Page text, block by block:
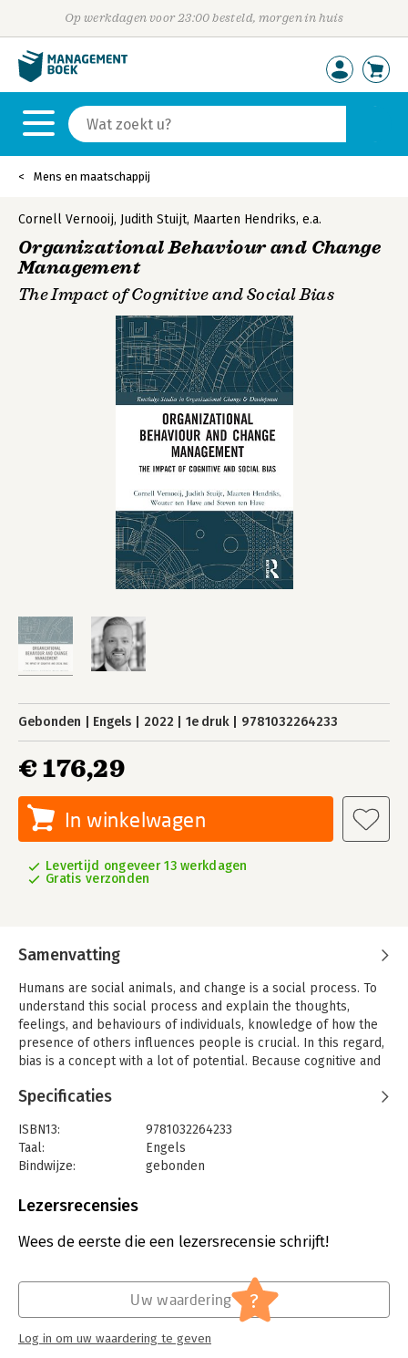
Op werkdagen voor 23:00 besteld, morgen in huis
Mens en maatschappij
Cornell Vernooij, Judith Stuijt, Maarten Hendriks, e.a.
Organizational Behaviour and Change
Management
The Impact of Cognitive and Social Bias
Gebonden Engels 2022 1e druk 9781032264233
€ 176,29
In winkelwagen
Levertijd ongeveer 13 werkdagen
Gratis verzonden
Samenvatting
Humans are social animals, and change is a social process. To
understand this social process and explain the thoughts,
feelings, and behaviours of individuals, knowledge of how the
presence of others influences people is crucial. In this regard,
bias is a concept with a lot of potential. Because cognitive and
these provide insights and knowledge that are helpful, if not
management. The preceding statements may seem obvious
and self-evident, but practice as well as science show that they
are neither. Organizational Behaviour and Change Management:
potential of cognitive and social biases to develop a more
analysed and assessed thousands of scientific articles. The
comprehensible framework based on five core social motives
(belonging, understanding, controlling, trusting, and self-
enhancing). With its evidence-based, systematic, and integrative
approach, this book provides scientists and practitioners in the
Specificaties
ISBN13:
9781032264233
Taal:
Engels
Bindwijze:
gebonden
Uitgever:
Verschijningsdatum:
20-9-2023
Mens en maatschappij
Routledge Studies in Organizational
Change & Development
Lezersrecensies
Wees de eerste die een lezersrecensie schrijft!
Uw waardering ?
Log in om uw waardering te geven